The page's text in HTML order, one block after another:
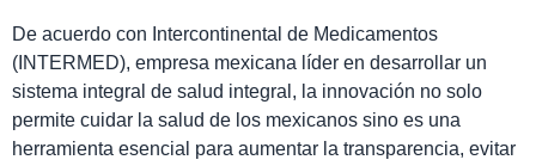
De acuerdo con Intercontinental de Medicamentos
(INTERMED), empresa mexicana líder en desarrollar un
sistema integral de salud integral, la innovación no solo
permite cuidar la salud de los mexicanos sino es una
herramienta esencial para aumentar la transparencia, evitar